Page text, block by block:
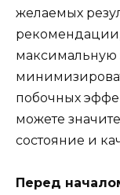
желаемых
максимальную
побочных
можете
состояние и
Перед